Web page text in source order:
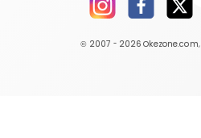
© 2007 - 2026 Okezone.com